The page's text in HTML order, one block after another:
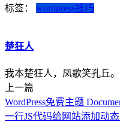
标签： wordpress技巧
楚狂人
我本楚狂人，凤歌笑孔丘。
上一篇
WordPress免费主题
一行JS代码给网站添加动